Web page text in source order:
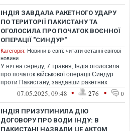
ІНДІЯ ЗАВДАЛА РАКЕТНОГО УДАРУ
ПО ТЕРИТОРІЇ ПАКИСТАНУ ТА
ОГОЛОСИЛА ПРО ПОЧАТОК ВОЄННОЇ
ОПЕРАЦІЇ "СИНДУР"
Категорія: Новини в світі: читати останні світові
новини
У ніч на середу, 7 травня, Індія оголосила
про початок військової операції Синдур
проти Пакистану, завдавши ракетних
ударів по «терористичній інфрастр...
07.05.2025, 09:48 • 276 • 0
ІНДІЯ ПРИЗУПИНИЛА ДІЮ
ДОГОВОРУ ПРО ВОДИ ІНДУ: В
ПАКИСТАНІ НАЗВАЛИ ЦЕ АКТОМ